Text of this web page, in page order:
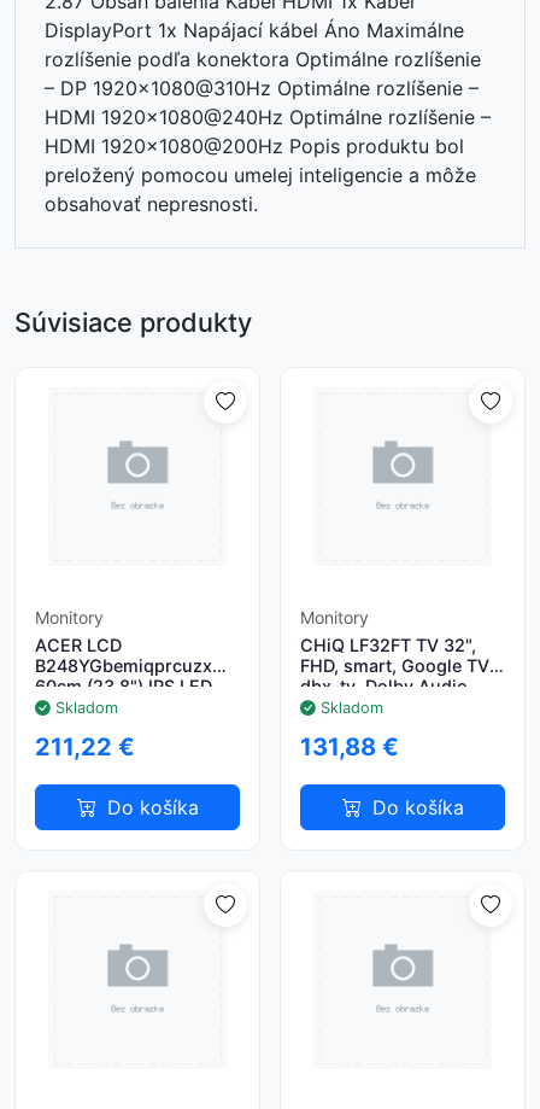
DisplayPort 1x Napájací kábel Áno Maximálne
rozlíšenie podľa konektora Optimálne rozlíšenie
– DP 1920x1080@310Hz Optimálne rozlíšenie –
HDMI 1920x1080@240Hz Optimálne rozlíšenie –
HDMI 1920x1080@200Hz Popis produktu bol
preložený pomocou umelej inteligencie a môže
obsahovať nepresnosti.
Súvisiace produkty
Monitory
ACER LCD
B248YGbemiqprcuzx
60cm (23.8") IPS LED,
FHD
250cd/m2, 178°/178°,
DP(1.4
Skladom
211,22 €
Do košíka
Monitory
CHiQ LF32FT TV 32",
FHD, smart, Google TV,
dbx-tv, Dolby Audio,
Frameless
Skladom
131,88 €
Do košíka